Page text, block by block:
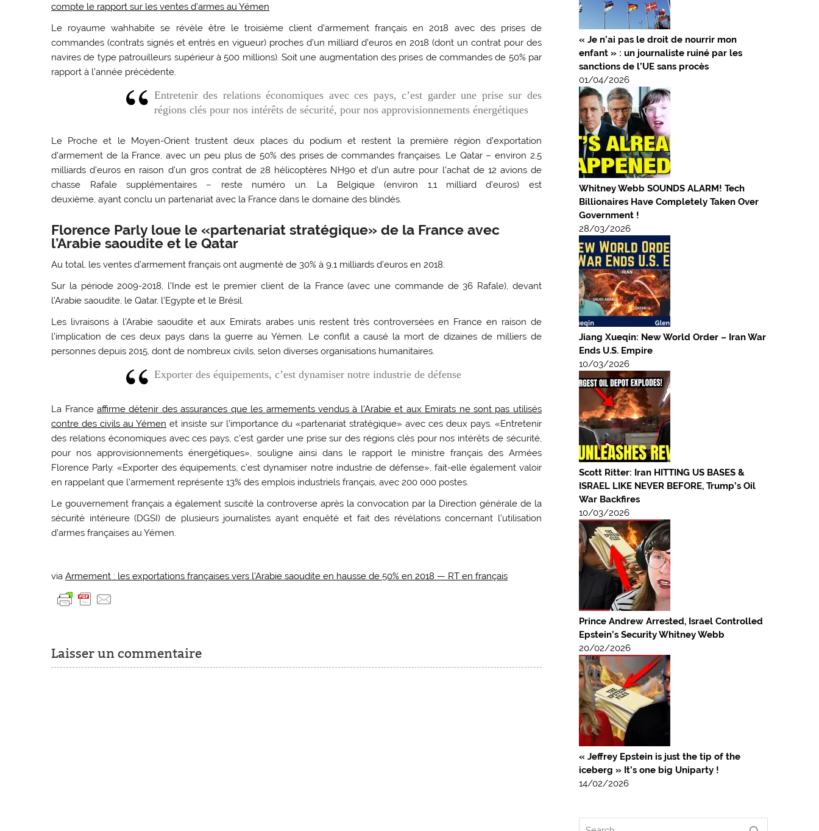
compte le rapport sur les ventes d’armes au Yémen
Le royaume wahhabite se révèle être le troisième client d’armement français en 2018 avec des prises de
commandes (contrats signés et entrés en vigueur) proches d’un milliard d’euros en 2018 (dont un contrat pour des
navires de type patrouilleurs supérieur à 500 millions). Soit une augmentation des prises de commandes de 50% par
rapport à l’année précédente.
Entretenir des relations économiques avec ces pays, c’est garder une prise sur des
régions clés pour nos intérêts de sécurité, pour nos approvisionnements énergétiques
Le Proche et le Moyen-Orient trustent deux places du podium et restent la première région d’exportation
d’armement de la France, avec un peu plus de 50% des prises de commandes françaises. Le Qatar – environ 2,5
milliards d’euros en raison d’un gros contrat de 28 hélicoptères NH90 et d’un autre pour l’achat de 12 avions de
chasse Rafale supplémentaires – reste numéro un. La Belgique (environ 1,1 milliard d’euros) est
deuxième, ayant conclu un partenariat avec la France dans le domaine des blindés.
Florence Parly loue le «partenariat stratégique» de la France avec
l’Arabie saoudite et le Qatar
Au total, les ventes d’armement français ont augmenté de 30% à 9,1 milliards d’euros en 2018.
Sur la période 2009-2018, l’Inde est le premier client de la France (avec une commande de 36 Rafale), devant
l’Arabie saoudite, le Qatar, l’Egypte et le Brésil.
Les livraisons à l’Arabie saoudite et aux Emirats arabes unis restent très controversées en France en raison de
l’implication de ces deux pays dans la guerre au Yémen. Le conflit a causé la mort de dizaines de milliers de
personnes depuis 2015, dont de nombreux civils, selon diverses organisations humanitaires.
Exporter des équipements, c’est dynamiser notre industrie de défense
La Franceaffirme détenir des assurances que les armements vendus à l’Arabie et aux Emirats ne sont pas utilisés
contre des civils au Yémen et insiste sur l’importance du «partenariat stratégique» avec ces deux pays. «Entretenir
des relations économiques avec ces pays, c’est garder une prise sur des régions clés pour nos intérêts de sécurité,
pour nos approvisionnements énergétiques», souligne ainsi dans le rapport le ministre français des Armées
Florence Parly. «Exporter des équipements, c’est dynamiser notre industrie de défense», fait-elle également valoir
en rappelant que l’armement représente 13% des emplois industriels français, avec 200 000 postes.
Le gouvernement français a également suscité la controverse après la convocation par la Direction générale de la
sécurité intérieure (DGSI) de plusieurs journalistes ayant enquêté et fait des révélations concernant l’utilisation
d’armes françaises au Yémen.
viaArmement : les exportations françaises vers l’Arabie saoudite en hausse de 50% en 2018 — RT en français
Laisser un commentaire
« Je n’ai pas le droit de nourrir mon
enfant » : un journaliste ruiné par les
sanctions de l’UE sans procès
01/04/2026
Whitney Webb SOUNDS ALARM! Tech
Billionaires Have Completely Taken Over
Government !
28/03/2026
Jiang Xueqin: New World Order – Iran War
Ends U.S. Empire
10/03/2026
Scott Ritter: Iran HITTING US BASES &
ISRAEL LIKE NEVER BEFORE, Trump’s Oil
War Backfires
10/03/2026
Prince Andrew Arrested, Israel Controlled
Epstein’s Security Whitney Webb
20/02/2026
« Jeffrey Epstein is just the tip of the
iceberg » It’s one big Uniparty !
14/02/2026